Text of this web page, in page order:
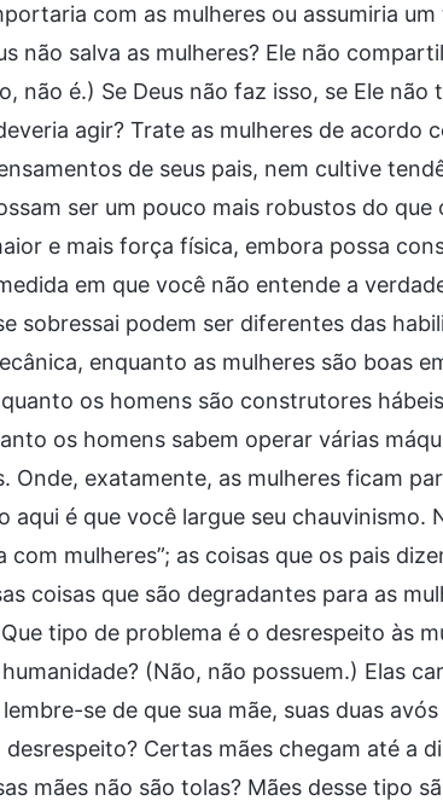
com as mulheres ou assumiria
não salva as mulheres? Ele não
não é.) Se Deus não faz isso, se Ele não
agir? Trate as mulheres de acordo
de seus pais, nem cultive
ser um pouco mais robustos do que
e mais força física, embora possa
em que você não entende a
sobressai podem ser diferentes das
enquanto as mulheres são boas
os homens são construtores
os homens sabem operar várias
exatamente, as mulheres ficam
é que você largue seu chauvinismo.
mulheres”; as coisas que os pais
coisas que são degradantes para as
tipo de problema é o desrespeito às
(Não, não possuem.) Elas
se de que sua mãe, suas duas
Certas mães chegam até a
mães não são tolas? Mães desse tipo